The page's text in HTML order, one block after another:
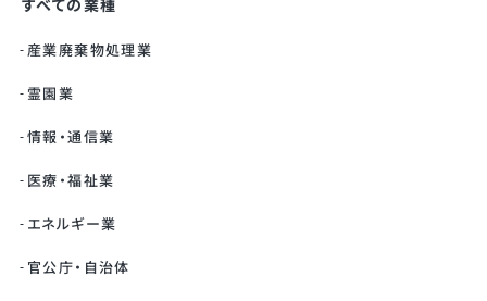
すべての業種
産業廃棄物処理業
霊園業
情報・通信業
医療・福祉業
エネルギー業
官公庁・自治体